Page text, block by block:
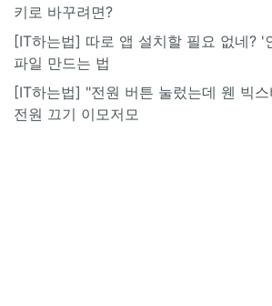
키로 바꾸려면?
[IT하는법] 따로 앱 설치할 필요 없네? '
파일 만드는 법
[IT하는법] "전원 버튼 눌렀는데 웬 빅스
전원 끄기 이모저모